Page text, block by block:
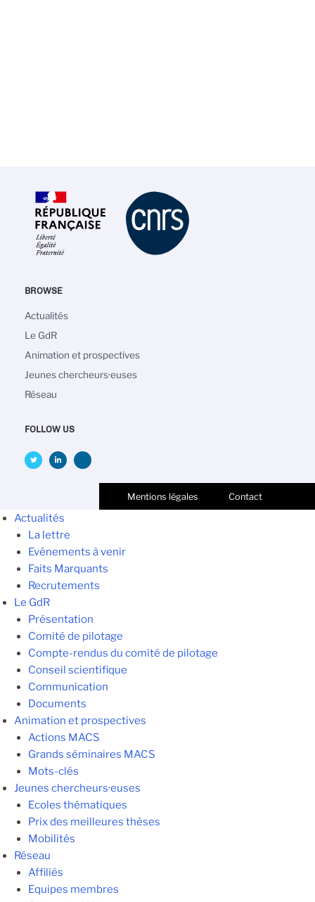
BROWSE
Navigation
principale
Actualités
Le GdR
Animation et prospectives
Jeunes chercheurs·euses
Réseau
FOLLOW US
Mentions légales Contact
Actualités
La lettre
Evénements à venir
Faits Marquants
Recrutements
Le GdR
Présentation
Comité de pilotage
Compte-rendus du comité de pilotage
Conseil scientifique
Communication
Documents
Animation et prospectives
Actions MACS
Grands séminaires MACS
Mots-clés
Jeunes chercheurs·euses
Ecoles thématiques
Prix des meilleures thèses
Mobilités
Réseau
Affiliés
Equipes membres